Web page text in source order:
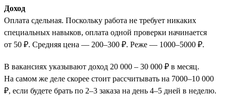
Доход
Оплата сдельная. Поскольку работа не требует никаких
специальных навыков, оплата одной проверки начинается
от 50 ₽. Средняя цена — 200–300 ₽. Реже — 1000–5000 ₽.
В вакансиях указывают доход 20 000 – 30 000 ₽ в месяц.
На самом же деле скорее стоит рассчитывать на 7000–10 000
₽, если будете брать по 2–3 заказа на день 4–5 дней в неделю.